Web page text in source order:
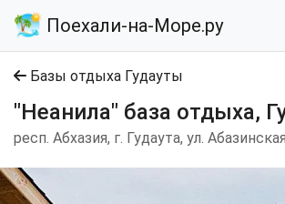
Поехали-на-Море.ру
Базы отдыха Гудауты
"Неанила" база отдыха,
респ. Абхазия, г. Гудаута, ул.